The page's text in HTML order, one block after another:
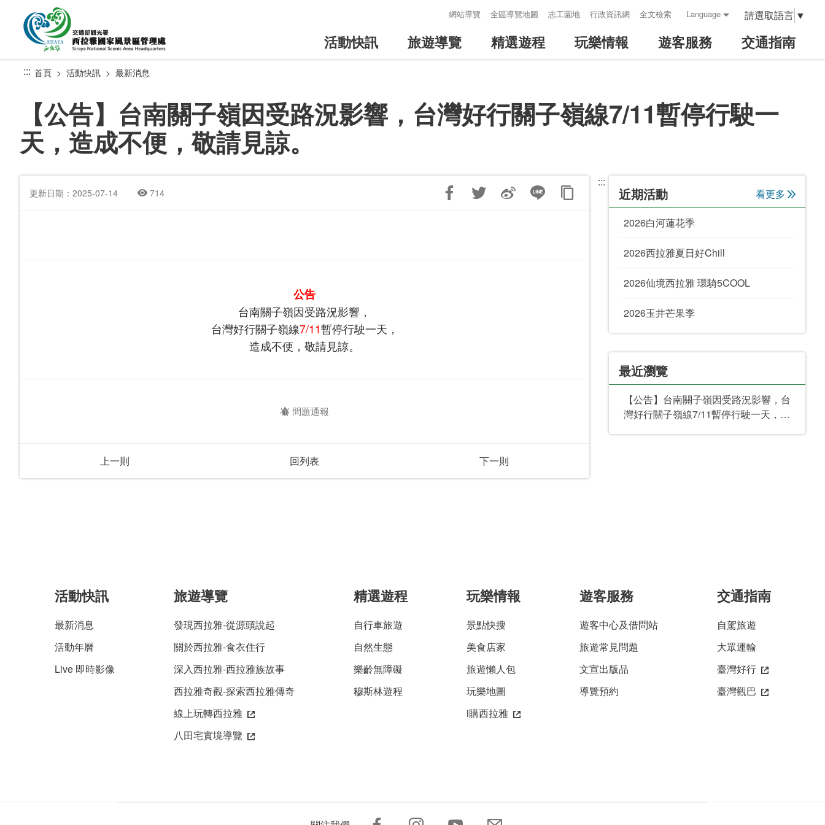
網站導覽 全區導覽地圖 志工園地 行政資訊網 全文檢索 Language 請選取語言 ▼
活動快訊 旅遊導覽 精選遊程 玩樂情報 遊客服務 交通指南
::: 首頁 活動快訊 最新消息
【公告】台南關子嶺因受路況影響，台灣好行關子嶺線7/11暫停行駛一
天，造成不便，敬請見諒。
更新日期：2025-07-14 714
公告
台南關子嶺因受路況影響，
台灣好行關子嶺線7/11暫停行駛一天，
造成不便，敬請見諒。
問題通報
上一則 回列表 下一則
:::
近期活動 看更多
2026白河蓮花季
2026西拉雅夏日好Chill
2026仙境西拉雅 環騎5COOL
2026玉井芒果季
最近瀏覽
【公告】台南關子嶺因受路況影響，台
灣好行關子嶺線7/11暫停行駛一天，造
活動快訊
最新消息
活動年曆
Live 即時影像
旅遊導覽
發現西拉雅-從源頭說起
關於西拉雅-食衣住行
深入西拉雅-西拉雅族故事
西拉雅奇觀-探索西拉雅傳奇
線上玩轉西拉雅
八田宅實境導覽
精選遊程
自行車旅遊
自然生態
樂齡無障礙
穆斯林遊程
玩樂情報
景點快搜
美食店家
旅遊懶人包
玩樂地圖
i購西拉雅
遊客服務
遊客中心及借問站
旅遊常見問題
文宣出版品
導覽預約
交通指南
自駕旅遊
大眾運輸
臺灣好行
臺灣觀巴